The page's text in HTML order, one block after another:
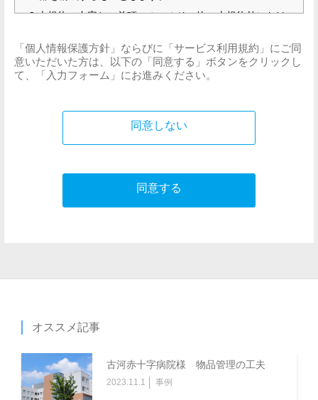
弊社は、本人からの当該個人情報の利用目的の通知、
提供の停止等の要請や苦情・相談に対して遅滞なく対
応致します。
弊社は、個人情報保護マネジメントシステムを構築・
運用し、継続的改善を行います。
3.本規約の内容と、前項のルールその他の本規約外におけ
優先して適用されるものとします。
本規約において使用する以下の用語は、各々以下に定める
意味を有するものとします。
当社と登録ユーザーの間で締結される、本サービスの利用
のデータを含みますがこれらに限りません。）を意味しま
す。
(4)「当社」とは、株式会社ケアコムを意味します。
(5)「当社ウェブサイト」とは、そのドメインが
「個人情報保護方針」ならびに「サービス利用規約」にご同
意いただいた方は、以下の「同意する」ボタンをクリックし
て、「入力フォーム」にお進みください。
同意しない
同意する
オススメ記事
古河赤十字病院様 物品管理の工夫
2023.11.1 事例